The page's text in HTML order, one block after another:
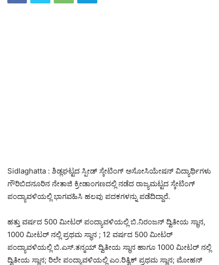
Sidlaghatta : ಶಿಡ್ಲಘಟ್ಟದ ಸ್ಪೀಡ್ ಸ್ಕೇಟಿಂಗ್ ಅಸೋಸಿಯೇಷನ್ ವಿದ್ಯಾರ್ಥಿಗಳು
ಗೌರಿಬಿದನೂರಿನ ನೇತಾಜಿ ಕ್ರೀಡಾಂಗಣದಲ್ಲಿ ನಡೆದ ರಾಜ್ಯಮಟ್ಟದ ಸ್ಕೇಟಿಂಗ್
ಪಂದ್ಯಾವಳಿಯಲ್ಲಿ ಭಾಗವಹಿಸಿ ಹಲವು ಪದಕಗಳನ್ನು ಪಡೆದಿದ್ದಾರೆ.
ಹತ್ತು ವರ್ಷದ 500 ಮೀಟರ್ ಪಂದ್ಯಾವಳಿಯಲ್ಲಿ ಬಿ.ನಿರಂಜನ್ ದ್ವಿತೀಯ ಸ್ಥಾನ,
1000 ಮೀಟರ್ ನಲ್ಲಿ ಪ್ರಥಮ ಸ್ಥಾನ ; 12 ವರ್ಷದ 500 ಮೀಟರ್
ಪಂದ್ಯಾವಳಿಯಲ್ಲಿ ಬಿ.ಎಸ್.ತನ್ಮಯ್ ದ್ವಿತೀಯ ಸ್ಥಾನ ಹಾಗೂ 1000 ಮೀಟರ್ ನಲ್ಲಿ
ದ್ವಿತೀಯ ಸ್ಥಾನ; ರಿಲೇ ಪಂದ್ಯಾವಳಿಯಲ್ಲಿ ಎಂ.ರಿತ್ವಿಕ್ ಪ್ರಥಮ ಸ್ಥಾನ; ಮೋಹನ್